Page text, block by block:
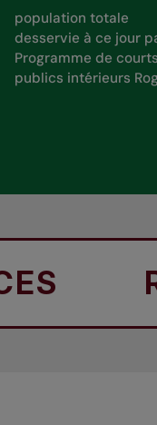
population totale
desservie à ce jour
Programme de courts
publics intérieurs